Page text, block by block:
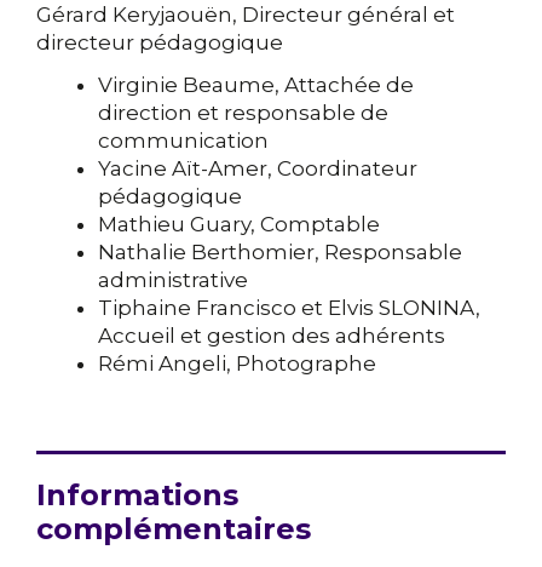
Gérard Keryjaouën, Directeur général et
directeur pédagogique
Virginie Beaume, Attachée de
direction et responsable de
communication
Yacine Aït-Amer, Coordinateur
pédagogique
Mathieu Guary, Comptable
Nathalie Berthomier, Responsable
administrative
Tiphaine Francisco et Elvis SLONINA,
Accueil et gestion des adhérents
Rémi Angeli, Photographe
Informations
complémentaires